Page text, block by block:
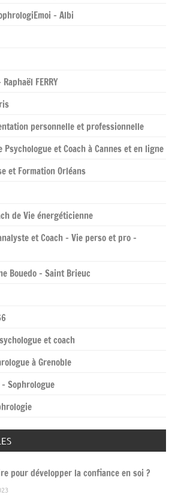
– Albi
FERRY
personnelle et professionnelle
et Coach à Cannes et en ligne
et Formation Orléans
de Vie énergéticienne
et Coach – Vie perso et pro –
Bouedo – Saint Brieuc
et coach
à Grenoble
Sophrologue
pour développer la confiance en soi ?